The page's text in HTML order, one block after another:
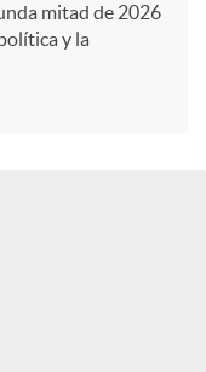
mitad de 2026
y la